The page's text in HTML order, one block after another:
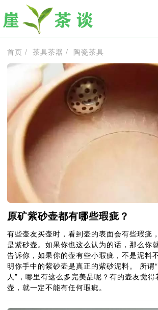
首页 /茶具茶器 / 陶瓷茶具
原矿紫砂壶都有哪些瑕疵？
有些壶友买壶时，看到壶的表面会有些瑕疵
是紫砂壶。如果你也这么认为的话，那么你
告诉你，如果你的壶有些小瑕疵，不是泥料
明你手中的紫砂壶是真正的紫砂泥料。 所谓
人”，哪里有这么多完美品呢？有的壶友觉
壶，就一定不能有任何瑕疵。